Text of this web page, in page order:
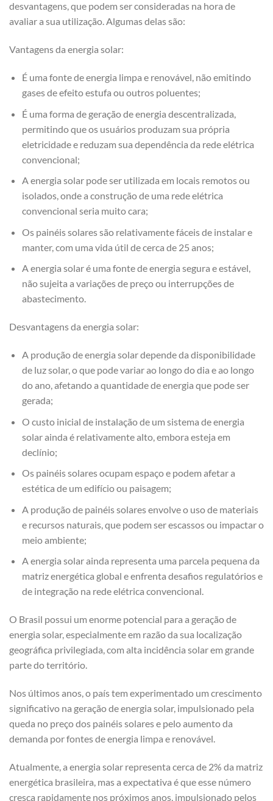
desvantagens, que podem ser consideradas na hora de
avaliar a sua utilização. Algumas delas são:
Vantagens da energia solar:
É uma fonte de energia limpa e renovável, não emitindo
gases de efeito estufa ou outros poluentes;
É uma forma de geração de energia descentralizada,
permitindo que os usuários produzam sua própria
eletricidade e reduzam sua dependência da rede elétrica
convencional;
A energia solar pode ser utilizada em locais remotos ou
isolados, onde a construção de uma rede elétrica
convencional seria muito cara;
Os painéis solares são relativamente fáceis de instalar e
manter, com uma vida útil de cerca de 25 anos;
A energia solar é uma fonte de energia segura e estável,
não sujeita a variações de preço ou interrupções de
abastecimento.
Desvantagens da energia solar:
A produção de energia solar depende da disponibilidade
de luz solar, o que pode variar ao longo do dia e ao longo
do ano, afetando a quantidade de energia que pode ser
gerada;
O custo inicial de instalação de um sistema de energia
solar ainda é relativamente alto, embora esteja em
declínio;
Os painéis solares ocupam espaço e podem afetar a
estética de um edifício ou paisagem;
A produção de painéis solares envolve o uso de materiais
e recursos naturais, que podem ser escassos ou impactar o
meio ambiente;
A energia solar ainda representa uma parcela pequena da
matriz energética global e enfrenta desafios regulatórios e
de integração na rede elétrica convencional.
O Brasil possui um enorme potencial para a geração de
energia solar, especialmente em razão da sua localização
geográfica privilegiada, com alta incidência solar em grande
parte do território.
Nos últimos anos, o país tem experimentado um crescimento
significativo na geração de energia solar, impulsionado pela
queda no preço dos painéis solares e pelo aumento da
demanda por fontes de energia limpa e renovável.
Atualmente, a energia solar representa cerca de 2% da matriz
energética brasileira, mas a expectativa é que esse número
cresça rapidamente nos próximos anos, impulsionado pelos